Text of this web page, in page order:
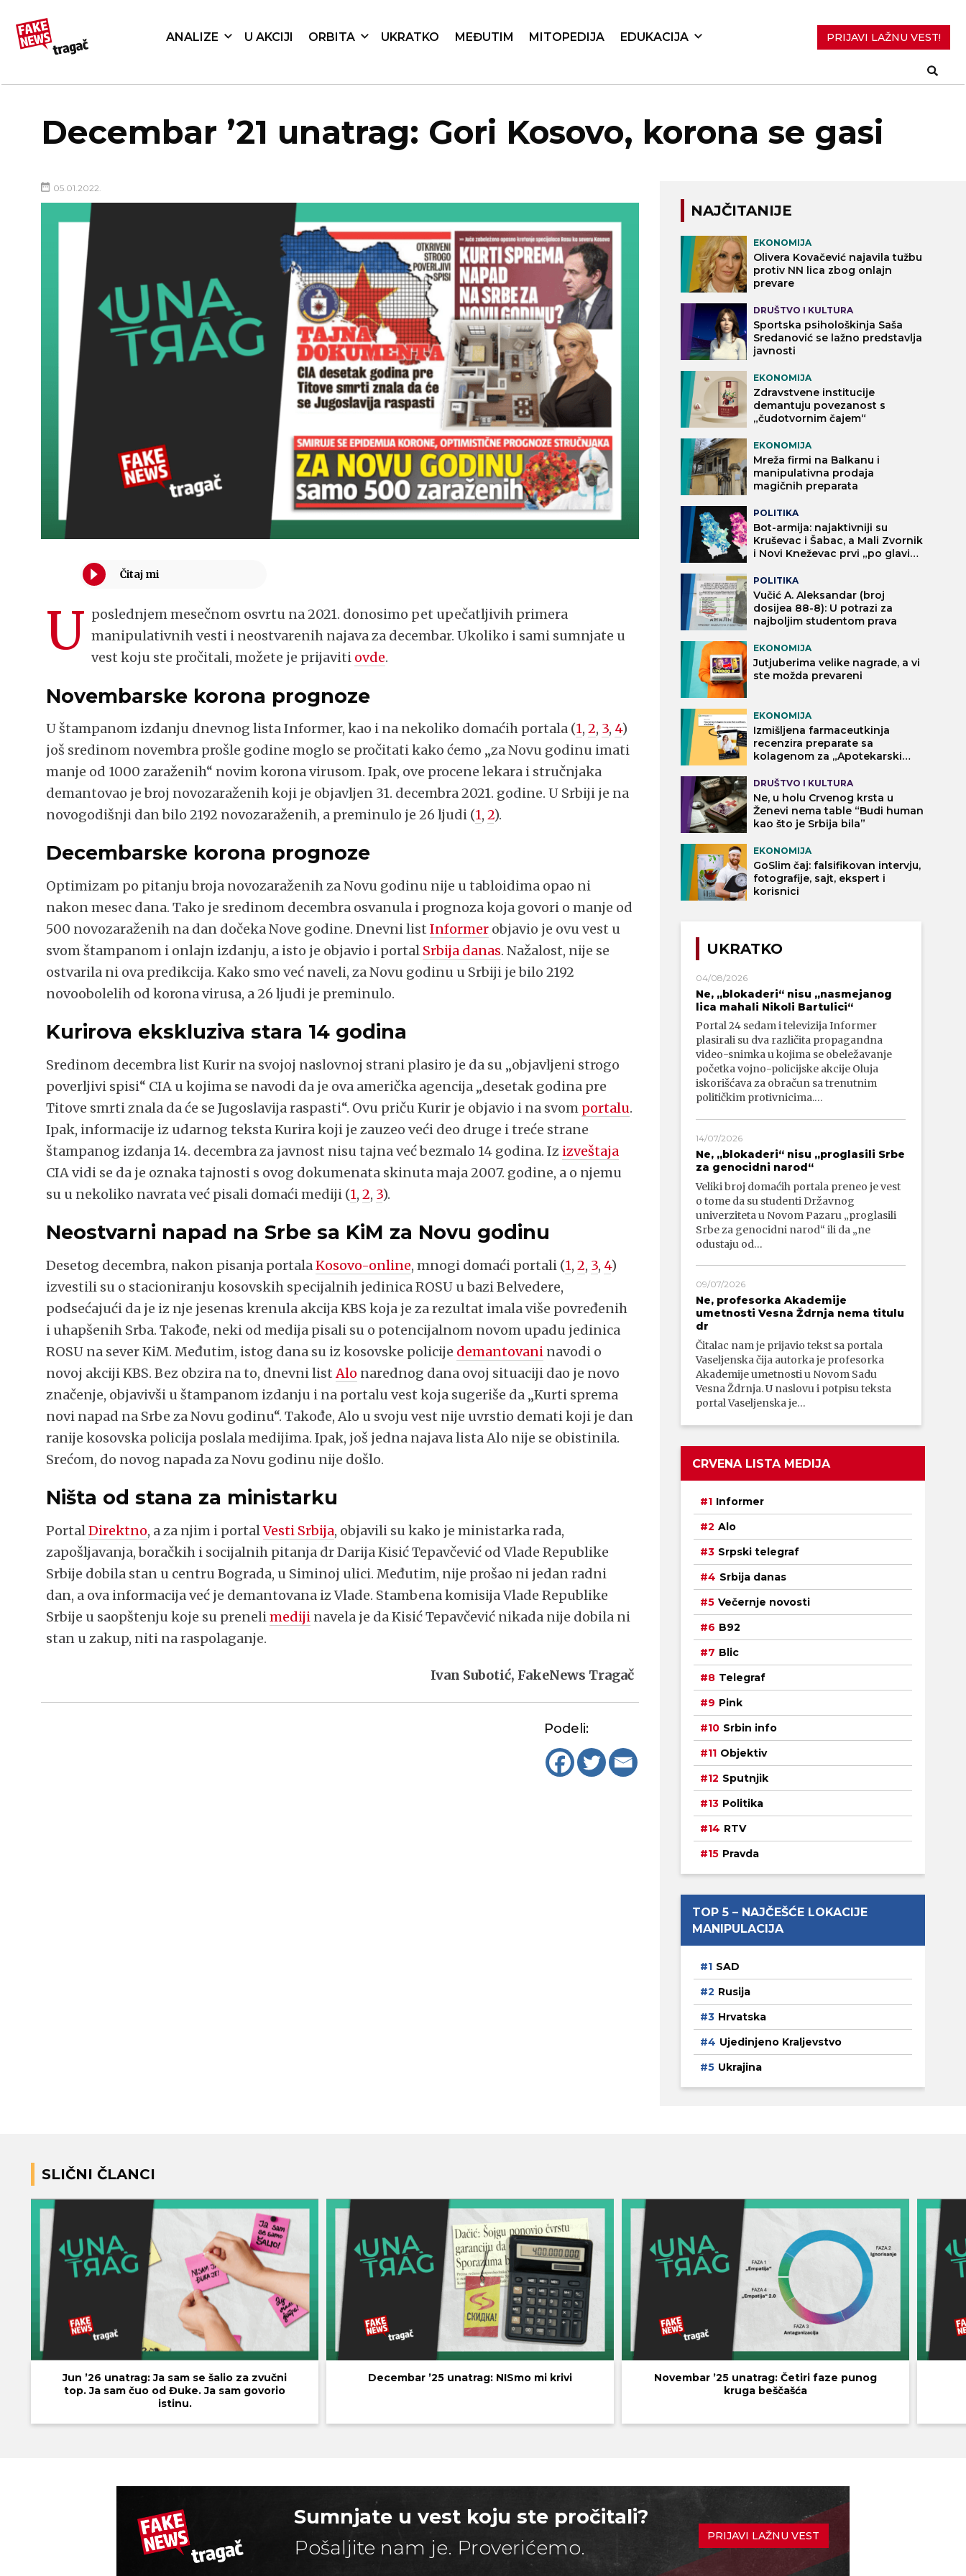
ANALIZE U AKCIJI ORBITA UKRATKO MEĐUTIM MITOPEDIJA EDUKACIJA PRIJAVI LAŽNU VEST!
Decembar ’21 unatrag: Gori Kosovo, korona se gasi
05.01.2022.
U poslednjem mesečnom osvrtu na 2021. donosimo pet upečatljivih primera
manipulativnih vesti i neostvarenih najava za decembar. Ukoliko i sami sumnjate u
vest koju ste pročitali, možete je prijaviti ovde.
Novembarske korona prognoze
U štampanom izdanju dnevnog lista Informer, kao i na nekoliko domaćih portala (1,2, 3, 4)
još sredinom novembra prošle godine moglo se pročitati kako ćemo „za Novu godinu imati
manje od 1000 zaraženih“ novim korona virusom. Ipak, ove procene lekara i stručnjaka
demantovao je broj novozaraženih koji je objavljen 31. decembra 2021. godine. U Srbiji je na
novogodišnji dan bilo 2192 novozaraženih, a preminulo je 26 ljudi (1,2).
Decembarske korona prognoze
Optimizam po pitanju broja novozaraženih za Novu godinu nije u tabloidima opao ni
nakon mesec dana. Tako je sredinom decembra osvanula i prognoza koja govori o manje od
500 novozaraženih na dan dočeka Nove godine. Dnevni listInformer objavio je ovu vest u
svom štampanom i onlajn izdanju, a isto je objavio i portal Srbija danas. Nažalost, nije se
ostvarila ni ova predikcija. Kako smo već naveli, za Novu godinu u Srbiji je bilo 2192
novoobolelih od korona virusa, a 26 ljudi je preminulo.
Kurirova ekskluziva stara 14 godina
Sredinom decembra list Kurir na svojoj naslovnoj strani plasiro je da su „objavljeni strogo
poverljivi spisi“ CIA u kojima se navodi da je ova američka agencija „desetak godina pre
Titove smrti znala da će se Jugoslavija raspasti“. Ovu priču Kurir je objavio i na svom portalu.
Ipak, informacije iz udarnog teksta Kurira koji je zauzeo veći deo druge i treće strane
štampanog izdanja 14. decembra za javnost nisu tajna već bezmalo 14 godina. Iz izveštaja
CIA vidi se da je oznaka tajnosti s ovog dokumenata skinuta maja 2007. godine, a o njemu
su u nekoliko navrata već pisali domaći mediji (1,2, 3).
Neostvarni napad na Srbe sa KiM za Novu godinu
Desetog decembra, nakon pisanja portalaKosovo-online, mnogi domaći portali (1,2, 3, 4)
izvestili su o stacioniranju kosovskih specijalnih jedinica ROSU u bazi Belvedere,
podsećajući da je iz nje jesenas krenula akcija KBS koja je za rezultat imala više povređenih
i uhapšenih Srba. Takođe, neki od medija pisali su o potencijalnom novom upadu jedinica
ROSU na sever KiM. Međutim, istog dana su iz kosovske policije demantovani navodi o
novoj akciji KBS. Bez obzira na to, dnevni listAlo narednog dana ovoj situaciji dao je novo
značenje, objavivši u štampanom izdanju i na portalu vest koja sugeriše da „Kurti sprema
novi napad na Srbe za Novu godinu“. Takođe, Alo u svoju vest nije uvrstio demati koji je dan
ranije kosovska policija poslala medijima. Ipak, još jedna najava lista Alo nije se obistinila.
Srećom, do novog napada za Novu godinu nije došlo.
Ništa od stana za ministarku
PortalDirektno, a za njim i portalVesti Srbija, objavili su kako je ministarka rada,
zapošljavanja, boračkih i socijalnih pitanja dr Darija Kisić Tepavčević od Vlade Republike
Srbije dobila stan u centru Bograda, u Siminoj ulici. Međutim, nije prošao ni jedan radni
dan, a ova informacija već je demantovana iz Vlade. Stambena komisija Vlade Republike
Srbije u saopštenju koje su prenelimediji navela je da Kisić Tepavčević nikada nije dobila ni
stan u zakup, niti na raspolaganje.
Ivan Subotić, FakeNews Tragač
Podeli:
NAJČITANIJE
EKONOMIJA
Olivera Kovačević najavila tužbu
protiv NN lica zbog onlajn
prevare
DRUŠTVO I KULTURA
Sportska psihološkinja Saša
Sredanović se lažno predstavlja
javnosti
EKONOMIJA
Zdravstvene institucije
demantuju povezanost s
„čudotvornim čajem“
EKONOMIJA
Mreža firmi na Balkanu i
manipulativna prodaja
magičnih preparata
POLITIKA
Bot-armija: najaktivniji su
Kruševac i Šabac, a Mali Zvornik
i Novi Kneževac prvi „po glavi
POLITIKA
Vučić A. Aleksandar (broj
dosijea 88-8): U potrazi za
najboljim studentom prava
EKONOMIJA
Jutjuberima velike nagrade, a vi
ste možda prevareni
EKONOMIJA
Izmišljena farmaceutkinja
recenzira preparate sa
kolagenom za „Apotekarski
DRUŠTVO I KULTURA
Ne, u holu Crvenog krsta u
Ženevi nema table “Budi human
kao što je Srbija bila”
EKONOMIJA
GoSlim čaj: falsifikovan intervju,
fotografije, sajt, ekspert i
korisnici
UKRATKO
04/08/2026
Ne, „blokaderi“ nisu „nasmejanog
lica mahali Nikoli Bartulici“
Portal 24 sedam i televizija Informer
plasirali su dva različita propagandna
video-snimka u kojima se obeležavanje
početka vojno-policijske akcije Oluja
iskorišćava za obračun sa trenutnim
političkim protivnicima.…
14/07/2026
Ne, „blokaderi“ nisu „proglasili Srbe
za genocidni narod“
Veliki broj domaćih portala preneo je vest
o tome da su studenti Državnog
univerziteta u Novom Pazaru „proglasili
Srbe za genocidni narod“ ili da „ne
odustaju od…
09/07/2026
Ne, profesorka Akademije
umetnosti Vesna Ždrnja nema titulu
dr
Čitalac nam je prijavio tekst sa portala
Vaseljenska čija autorka je profesorka
Akademije umetnosti u Novom Sadu
Vesna Ždrnja. U naslovu i potpisu teksta
portal Vaseljenska je…
CRVENA LISTA MEDIJA
Informer
Alo
Srpski telegraf
Srbija danas
Večernje novosti
B92
Blic
Telegraf
Pink
Srbin info
Objektiv
Sputnjik
Politika
RTV
Pravda
TOP 5 – NAJČEŠĆE LOKACIJE
MANIPULACIJA
SAD
Rusija
Hrvatska
Ujedinjeno Kraljevstvo
Ukrajina
SLIČNI ČLANCI
Jun ’26 unatrag: Ja sam se šalio za zvučni
top. Ja sam čuo od Đuke. Ja sam govorio
istinu.
Decembar ’25 unatrag: NISmo mi krivi
Novembar ’25 unatrag: Četiri faze punog
kruga beščašća
Sumnjate u vest koju ste pročitali?
Pošaljite nam je. Proverićemo.
PRIJAVI LAŽNU VEST